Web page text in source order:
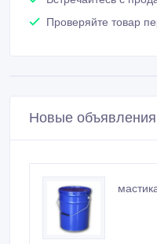
Проверяйте товар
Новые